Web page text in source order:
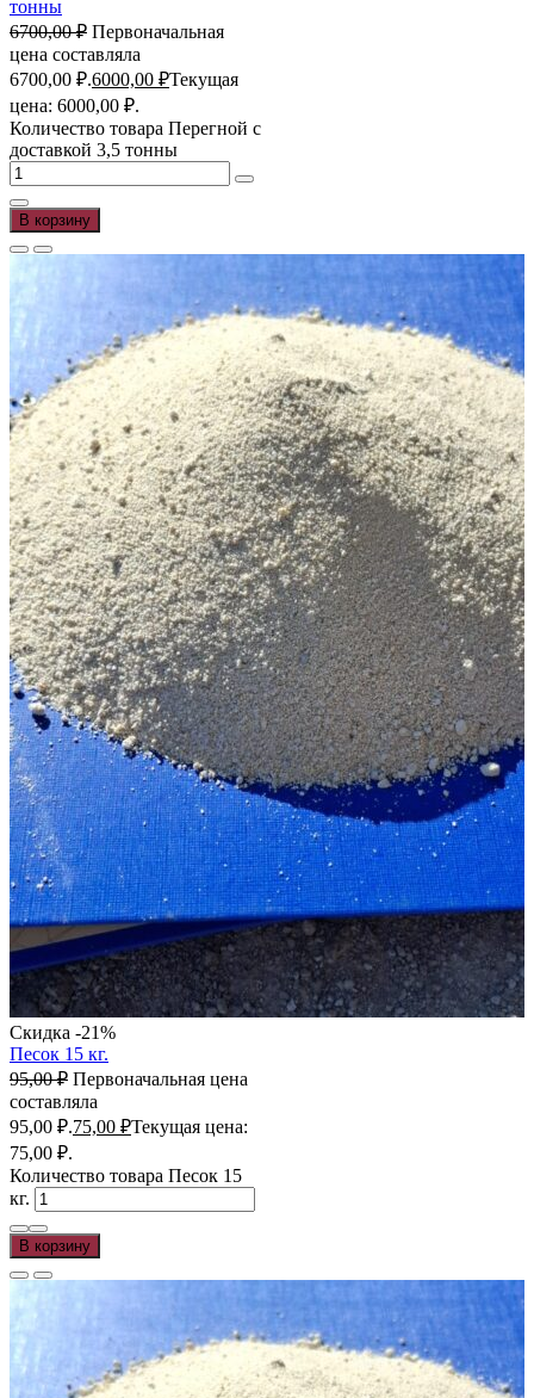
тонны
6700,00₽ Первоначальная
цена составляла
6700,00 ₽.6000,00 ₽Текущая
цена: 6000,00 ₽.
Количество товара Перегной с
доставкой 3,5 тонны
В корзину
Скидка -21%
Песок 15 кг.
95,00₽ Первоначальная цена
составляла
95,00 ₽.75,00 ₽Текущая цена:
75,00 ₽.
Количество товара Песок 15
кг.
В корзину